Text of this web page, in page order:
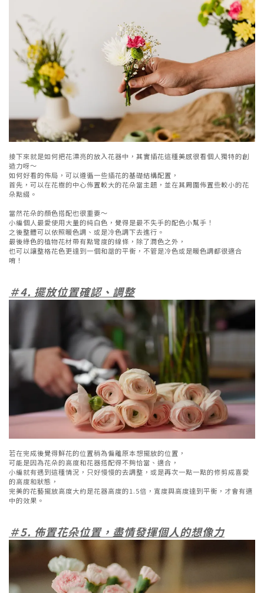
接下來就是如何把花漂亮的放入花器中，其實插花這種美感很看個人獨特的創
造力呀～
如何好看的佈局，可以遵循一些插花的基礎結構配置，
首先，可以在花樹的中心佈置較大的花朵當主題，並在其周圍佈置些較小的花
朵點綴。
當然花朵的顏色搭配也很重要～
小編個人最愛使用大量的純白色，覺得是最不失手的配色小幫手！
之後整體可以依照暖色調、或是冷色調下去進行。
最後綠色的植物花材帶有點彎度的線條，除了潤色之外，
也可以讓整格花色更達到一個和諧的平衡，不管是冷色或是暖色調都很適合
唷！
＃4. 擺放位置確認、調整
若在完成後覺得鮮花的位置稍為偏離原本想擺放的位置，
可能是因為花朵的高度和花器搭配得不夠恰當、適合，
小編就有遇到這種情況，只好慢慢的去調整，或是再次一點一點的修剪成喜愛
的高度和狀態，
完美的花藝擺放高度大約是花器高度的1.5倍，寬度與高度達到平衡，才會有適
中的效果。
＃5. 佈置花朵位置，盡情發揮個人的想像力